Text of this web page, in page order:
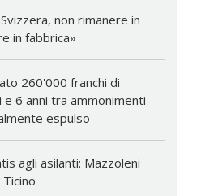
non rimanere in
in fabbrica»
260'000 franchi di
6 anni tra ammonimenti
espulso
agli asilanti: Mazzoleni